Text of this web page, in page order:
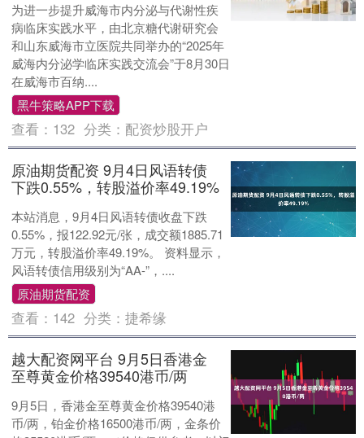
为进一步提升威海市内分泌与代谢性疾
病临床实践水平，由北京糖代谢研究会
和山东威海市立医院共同举办的“2025年
威海内分泌学临床实践交流会”于8月30日
在威海市百纳....
黑牛策略APP下载
查看： 132 分类： 配资炒股开户
原油期货配资 9月4日风语转债
下跌0.55%，转股溢价率49.19%
本站消息，9月4日风语转债收盘下跌
0.55%，报122.92元/张，成交额1885.71
万元，转股溢价率49.19%。 资料显示，
风语转债信用级别为“AA-”，....
原油期货配资
查看： 142 分类：捷希缘
越大配资网平台 9月5日香港金
至尊黄金价格39540港币/两
9月5日，香港金至尊黄金价格39540港
币/两，铂金价格16500港币/两，金条价